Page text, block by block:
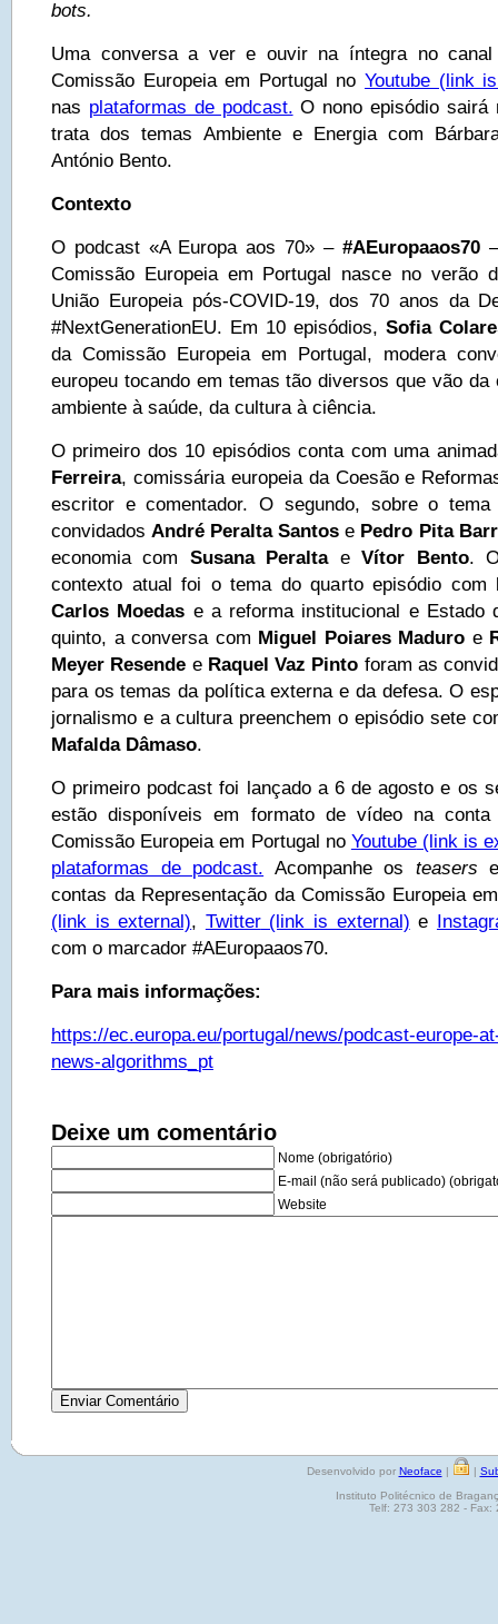
bots.
Uma conversa a ver e ouvir na íntegra no canal
Comissão Europeia em Portugal no Youtube (link
nas plataformas de podcast. O nono episódio sairá
trata dos temas Ambiente e Energia com
António Bento.
Contexto
O podcast «A Europa aos 70» – #AEuropaaos70
Comissão Europeia em Portugal nasce no verão
União Europeia pós-COVID-19, dos 70 anos da
#NextGenerationEU. Em 10 episódios, Sofia
da Comissão Europeia em Portugal, modera
europeu tocando em temas tão diversos que vão da
ambiente à saúde, da cultura à ciência.
O primeiro dos 10 episódios conta com uma
Ferreira, comissária europeia da Coesão e
escritor e comentador. O segundo, sobre o
convidadosAndré Peralta Santose Pedro Pita
economia com Susana Peralta eVítor Bento.
contexto atual foi o tema do quarto episódio com
Carlos Moedas e a reforma institucional e Estado
quinto, a conversa com Miguel Poiares Maduro e
Meyer Resende eRaquel Vaz Pinto foram as
para os temas da política externa e da defesa. O
jornalismo e a cultura preenchem o episódio sete
Mafalda Dâmaso.
O primeiro podcast foi lançado a 6 de agosto e os
estão disponíveis em formato de vídeo na conta
Comissão Europeia em Portugal no Youtube(link is
plataformas de podcast. Acompanhe os teasers
contas da Representação da Comissão Europeia
(link is external), Twitter(link is external) e
com o marcador #AEuropaaos70.
Para mais informações:
https://ec.europa.eu/portugal/news/podcast-europe-
news-algorithms_pt
Deixe um comentário
Nome (obrigatório)
E-mail (não será publicado)
Website
Desenvolvido por Neoface | |
Instituto Politécnico de
Telf: 273 303 282 - Fax: